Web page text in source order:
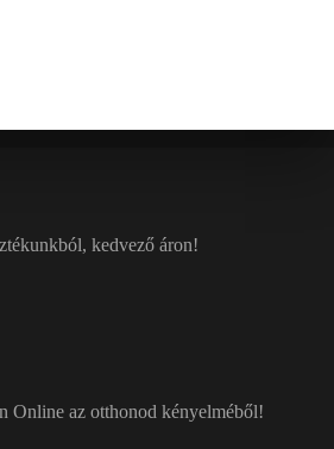
kedvező áron!
Online az otthonod kényelméből!